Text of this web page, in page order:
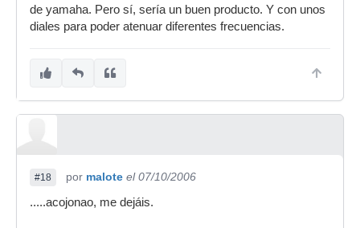
externo con un micro y le apliquen una
atenuación lineal (igual para todas las
negocio, ahí queda la idea para el que quiera
de yamaha. Pero sí, sería un buen producto. Y con unos
diales para poder atenuar diferentes frecuencias.
#18 por malote el 07/10/2006
.....acojonao, me dejáis.